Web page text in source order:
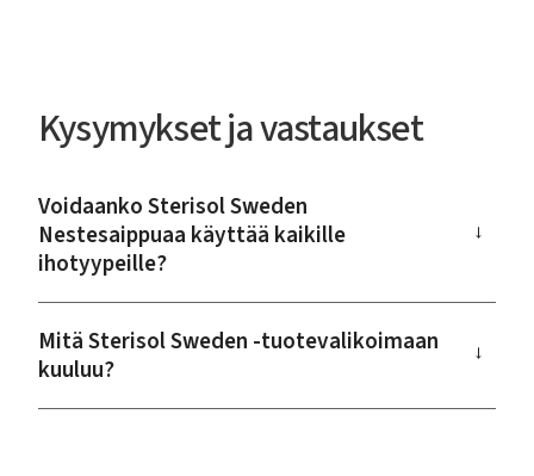
Kysymykset ja vastaukset
Voidaanko Sterisol Sweden
Nestesaippuaa käyttää kaikille
ihotyypeille?
→
Mitä Sterisol Sweden -tuotevalikoimaan
kuuluu?
→